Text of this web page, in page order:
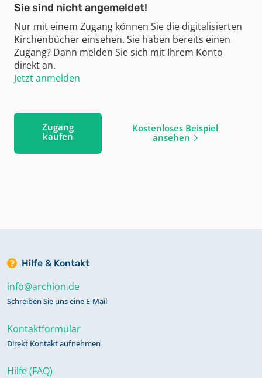
Sie sind nicht angemeldet!
Nur mit einem Zugang können Sie die digitalisierten
Kirchenbücher einsehen. Sie haben bereits einen
Zugang? Dann melden Sie sich mit Ihrem Konto
direkt an.
Jetzt anmelden
Zugang
kaufen
Kostenloses Beispiel
ansehen
Hilfe & Kontakt
info@archion.de
Schreiben Sie uns eine E-Mail
Kontaktformular
Direkt Kontakt aufnehmen
Hilfe (FAQ)